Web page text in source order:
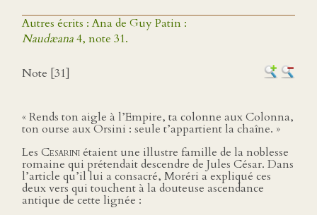
Autres écrits : Ana de Guy Patin :
Naudæana4, note 31.
Note [31]
« Rends ton aigle à l’Empire, ta colonne aux Colonna,
ton ourse aux Orsini : seule t’appartient la chaîne. »
Les Cesariniétaient une illustre famille de la noblesse
romaine qui prétendait descendre de Jules César. Dans
l’article qu’il lui a consacré, Moréri a expliqué ces
deux vers qui touchent à la douteuse ascendance
antique de cette lignée :